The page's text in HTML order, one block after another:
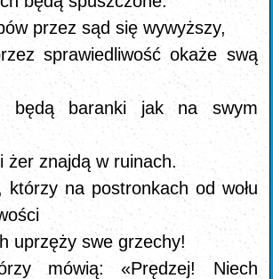
przez sąd się wywyższy,
sprawiedliwość okaże swą
będą baranki jak na swym
żer znajdą w ruinach.
którzy na postronkach od wołu
uprzęży swe grzechy!
mówią: «Prędzej! Niech